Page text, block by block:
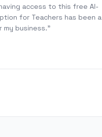
access to this free AI-
for Teachers has been a
my business."